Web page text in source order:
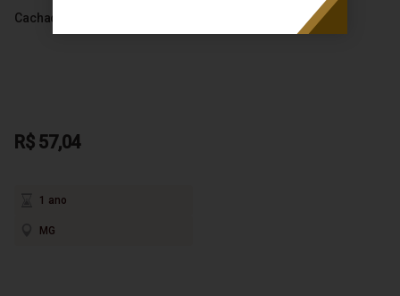
Cachaça Claudionor 600ml
R$ 57,04
1 ano
MG